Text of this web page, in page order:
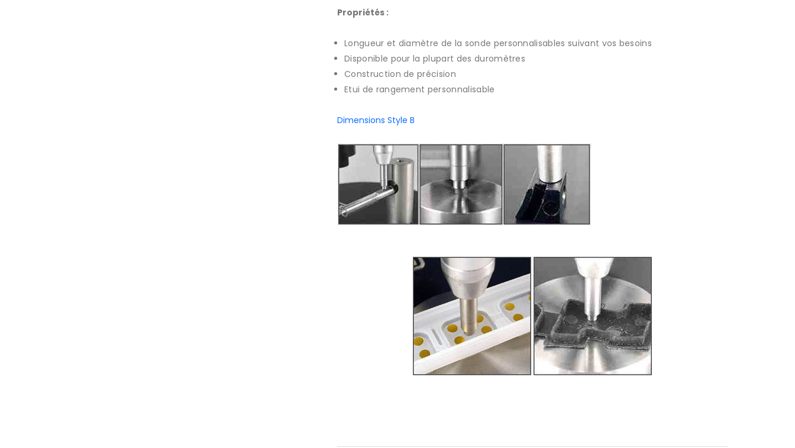
Propriétés :
Longueur et diamètre de la sonde personnalisables suivant vos besoins
Disponible pour la plupart des duromètres
Construction de précision
Etui de rangement personnalisable
Dimensions Style B